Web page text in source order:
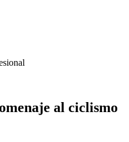
al ciclismo